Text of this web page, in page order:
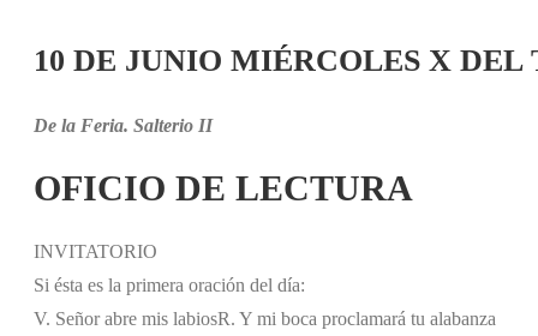
10 DE JUNIO MIÉRCOLES X DEL
De la Feria. Salterio II
OFICIO DE LECTURA
INVITATORIO
Si ésta es la primera oración del día:
V. Señor abre mis labiosR. Y mi boca proclamará tu alabanza